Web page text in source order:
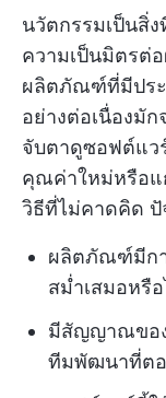
นวัตกรรมเป็นสิ่
ความเป็นมิตรต่
ผลิตภัณฑ์ที่มีประ
อย่างต่อเนื่องมั
จับตาดูซอฟต์แว
คุณค่าใหม่หรือแ
วิธีที่ไม่คาดคิด
ผลิตภัณฑ์มีกา
สม่ำเสมอหรื
มีสัญญาณของ
ทีมพัฒนาที่ตอ